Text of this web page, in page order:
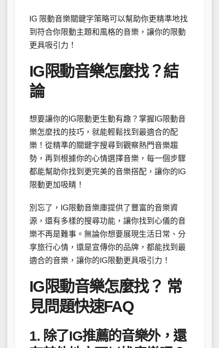
IG 限動音樂關鍵字策略可以幫助你更精準地找
到符合你限動主題和風格的音樂，讓你的限動
更具吸引力！
IG限動音樂怎麼找？結
論
想要讓你的IG限動更生動有趣？掌握IG限動音
樂怎麼找的技巧，就能輕鬆找到最適合的配
樂！從精準的關鍵字搜尋到觀察熱門音樂趨
勢，再到根據你的心情選擇音樂，每一個步驟
都能幫助你找到更完美的音樂搭配，讓你的IG
限動更加吸睛！
別忘了，IG限動音樂庫提供了豐富的音樂資
源，還有多樣的搜尋功能，讓你找到心儀的音
樂不再是難事。無論你想要展現生活日常、分
享旅行心情，還是宣傳你的品牌，都能找到最
適合的音樂，讓你的IG限動更具吸引力！
IG限動音樂怎麼找？ 常
見問題快速FAQ
1. 除了IG推薦的音樂外，還